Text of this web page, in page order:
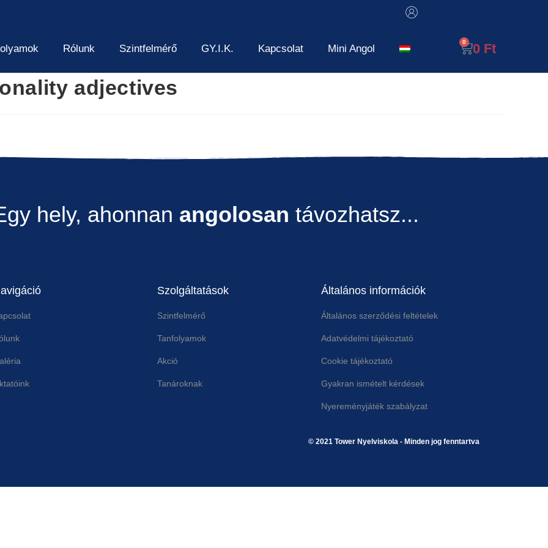
Rólunk Szintfelmérő GY.I.K. Kapcsolat Mini Angol 0 Ft
adjectives
hely, ahonnan angolosan távozhatsz...
Szolgáltatások
Szintfelmérő
Tanfolyamok
Akció
Tanároknak
Általános információk
Általános szerződési feltételek
Adatvédelmi tájékoztató
Cookie tájékoztató
Gyakran ismételt kérdések
Nyereményjáték szabályzat
© 2021 Tower Nyelviskola - Minden jog fenntartva